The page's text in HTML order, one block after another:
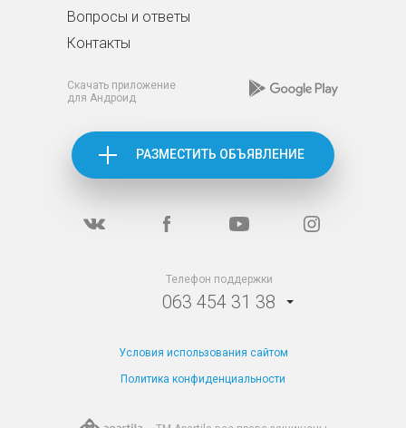
Вопросы и ответы
Контакты
Скачать приложение
для Андроид
РАЗМЕСТИТЬ ОБЪЯВЛЕНИЕ
Телефон поддержки
063 454 31 38
Условия использования сайтом
Политика конфиденциальности